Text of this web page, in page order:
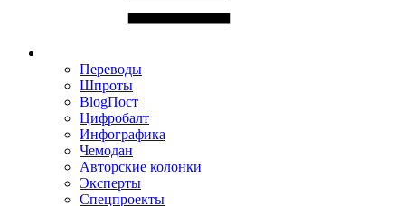
Переводы
Шпроты
BlogПост
Цифробалт
Инфографика
Чемодан
Авторские колонки
Эксперты
Спецпроекты